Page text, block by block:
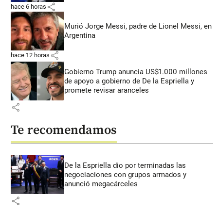
hace 6 horas share
Murió Jorge Messi, padre de Lionel Messi, en
Argentina
hace 12 horas share
Gobierno Trump anuncia US$1.000 millones
de apoyo a gobierno de De la Espriella y
promete revisar aranceles
share
Te recomendamos
De la Espriella dio por terminadas las
negociaciones con grupos armados y
anunció megacárceles
share